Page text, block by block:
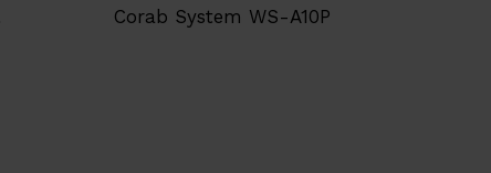
Corab System WS-A10P